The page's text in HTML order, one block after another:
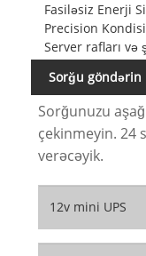
Fasiləsiz Enerji
Precision
Server rafları və
Sorğu göndərin
Sorğunuzu
çekinmeyin. 24
verəcəyik.